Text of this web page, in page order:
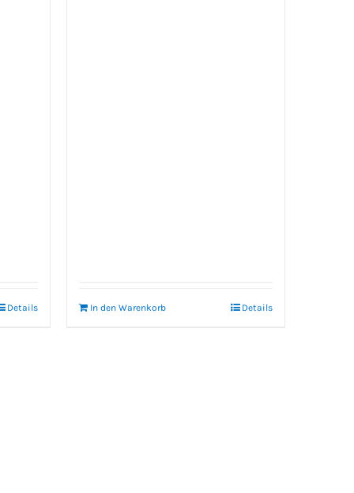
Details In den Warenkorb Details